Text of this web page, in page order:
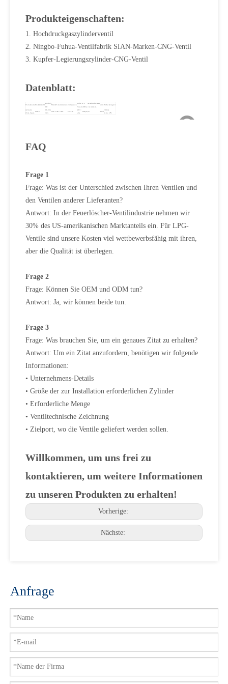
Produkteigenschaften:
1. Hochdruckgaszylinderventil
2. Ningbo-Fuhua-Ventilfabrik SIAN-Marken-CNG-Ventil
3. Kupfer-Legierungszylinder-CNG-Ventil
Datenblatt:
Produktname Produktmodell
Produkt
ID
MarkeProduktstandard.Einlassfaden
Outlet-
Thread.
WP
(MPa)
Nenndurchmesser
von mmmm.
MittelSicherheitsgerät
Zylinder-
CNG-Ventil.
CTF-3.
08-886-
717.
Sian GB 17926. PZ27.8.
M12 ×
1-6h.
20mpa. φ6. Rand
300bar.
110 ± 5 ℃
FAQ
Frage 1
Frage: Was ist der Unterschied zwischen Ihren Ventilen und
den Ventilen anderer Lieferanten?
Antwort: In der Feuerlöscher-Ventilindustrie nehmen wir
30% des US-amerikanischen Marktanteils ein. Für LPG-
Ventile sind unsere Kosten viel wettbewerbsfähig mit ihren,
aber die Qualität ist überlegen.
Frage 2
Frage: Können Sie OEM und ODM tun?
Antwort: Ja, wir können beide tun.
Frage 3
Frage: Was brauchen Sie, um ein genaues Zitat zu erhalten?
Antwort: Um ein Zitat anzufordern, benötigen wir folgende
Informationen:
• Unternehmens-Details
• Größe der zur Installation erforderlichen Zylinder
• Erforderliche Menge
• Ventiltechnische Zeichnung
• Zielport, wo die Ventile geliefert werden sollen.
Willkommen, um uns frei zu
kontaktieren, um weitere Informationen
zu unseren Produkten zu erhalten!
Vorherige:
Nächste:
Anfrage